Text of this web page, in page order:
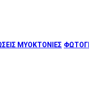
ΜΥΟΚΤΟΝΙΕΣ